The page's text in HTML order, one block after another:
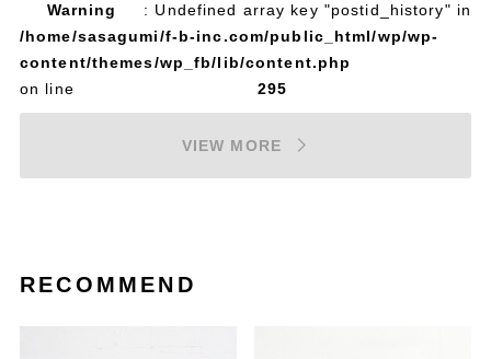
Warning
: Undefined array key "postid_history" in
/home/sasagumi/f-b-inc.com/public_html/wp/wp-
content/themes/wp_fb/lib/content.php
on line
295
VIEW MORE
RECOMMEND